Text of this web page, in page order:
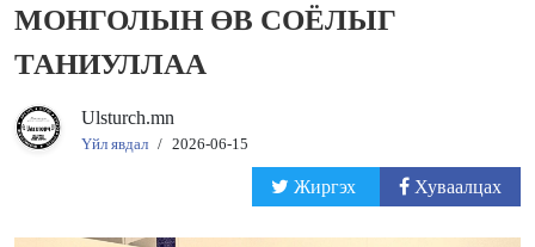
МОНГОЛЫН ӨВ СОЁЛЫГ
ТАНИУЛЛАА
Ulsturch.mn
Үйл явдал / 2026-06-15
Жиргэх Хуваалцах